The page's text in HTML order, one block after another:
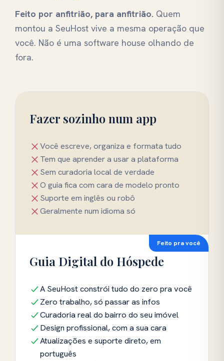
Feito por anfitrião, para anfitrião. Quem
montou a SeuHost vive a mesma operação que
você. Não é uma software house olhando de
fora.
Fazer sozinho num app
Você escreve, organiza e formata tudo
Tem que aprender a usar a plataforma
Sem curadoria local de verdade
O guia fica com cara de modelo pronto
Suporte em inglês ou robô
Geralmente num idioma só
Feito pra você
Guia Digital do Hóspede
A SeuHost constrói tudo do zero pra você
Zero trabalho, só passar as infos
Curadoria real do bairro do seu imóvel
Design profissional, com a sua cara
Atualizações e suporte direto, em
português